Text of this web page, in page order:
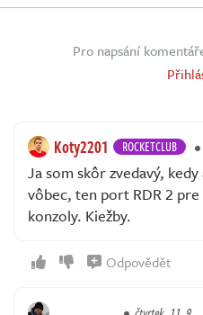
Pro napsání
Koty2201 ROCKETCLUB
Ja som skôr zvedavý,
vôbec, ten port RDR 2 pre
konzoly. Kiežby.
Odpovědět